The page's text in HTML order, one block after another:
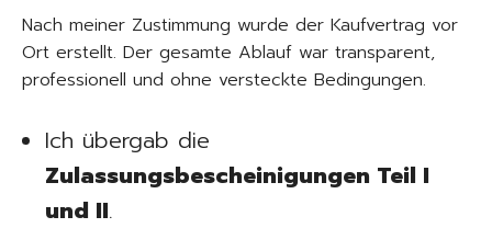
Nach meiner Zustimmung wurde der Kaufvertrag vor
Ort erstellt. Der gesamte Ablauf war transparent,
professionell und ohne versteckte Bedingungen.
Ich übergab die
Zulassungsbescheinigungen Teil I
und II.